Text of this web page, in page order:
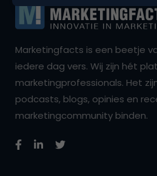
Marketingfacts is een beetje
iedere dag vers. Wij zijn hét
marketingprofessionals. Het
podcasts, blogs, opinies en
marketingcommunity binden.